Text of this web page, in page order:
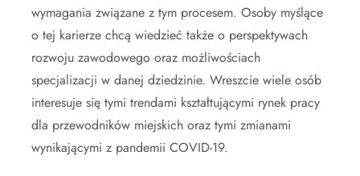
wymagania związane z tym procesem. Osoby myślące
o tej karierze chcą wiedzieć także o perspektywach
rozwoju zawodowego oraz możliwościach
specjalizacji w danej dziedzinie. Wreszcie wiele osób
interesuje się tymi trendami kształtującymi rynek pracy
dla przewodników miejskich oraz tymi zmianami
wynikającymi z pandemii COVID-19.